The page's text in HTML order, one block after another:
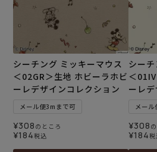
シーチング ミッキーマウス
＜02GR＞生地 ホビーラホビ
ーレデザインコレクション
メール便3mまで可
¥308 のところ
¥184税込
シー
＜
ーレ
メール
¥308
¥184税